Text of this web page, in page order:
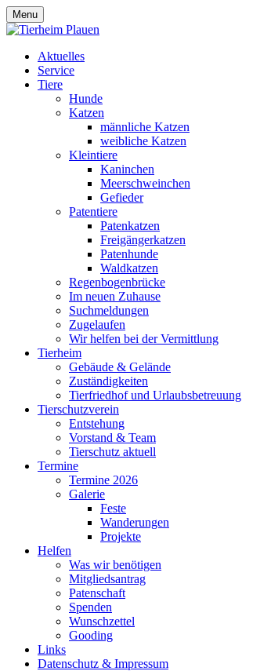
Menu
Aktuelles
Service
Tiere
Hunde
Katzen
männliche Katzen
weibliche Katzen
Kleintiere
Kaninchen
Meerschweinchen
Gefieder
Patentiere
Patenkatzen
Freigängerkatzen
Patenhunde
Waldkatzen
Regenbogenbrücke
Im neuen Zuhause
Suchmeldungen
Zugelaufen
Wir helfen bei der Vermittlung
Tierheim
Gebäude & Gelände
Zuständigkeiten
Tierfriedhof und Urlaubsbetreuung
Tierschutzverein
Entstehung
Vorstand & Team
Tierschutz aktuell
Termine
Termine 2026
Galerie
Feste
Wanderungen
Projekte
Helfen
Was wir benötigen
Mitgliedsantrag
Patenschaft
Spenden
Wunschzettel
Gooding
Links
Datenschutz & Impressum